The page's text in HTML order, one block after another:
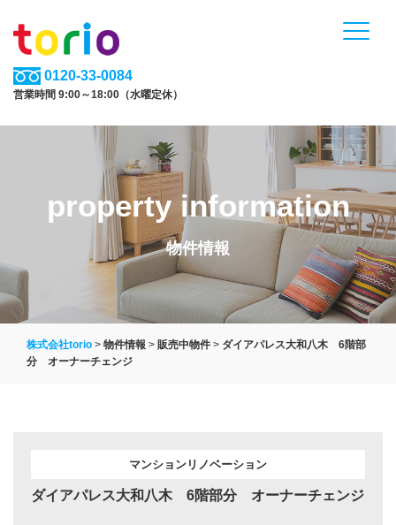
0120-33-0084
営業時間 9:00～18:00（水曜定休）
property information
物件情報
株式会社torio > 物件情報 > 販売中物件 > ダイアパレス大和八木 6階部
分 オーナーチェンジ
マンションリノベーション
ダイアパレス大和八木 6階部分 オーナーチェンジ